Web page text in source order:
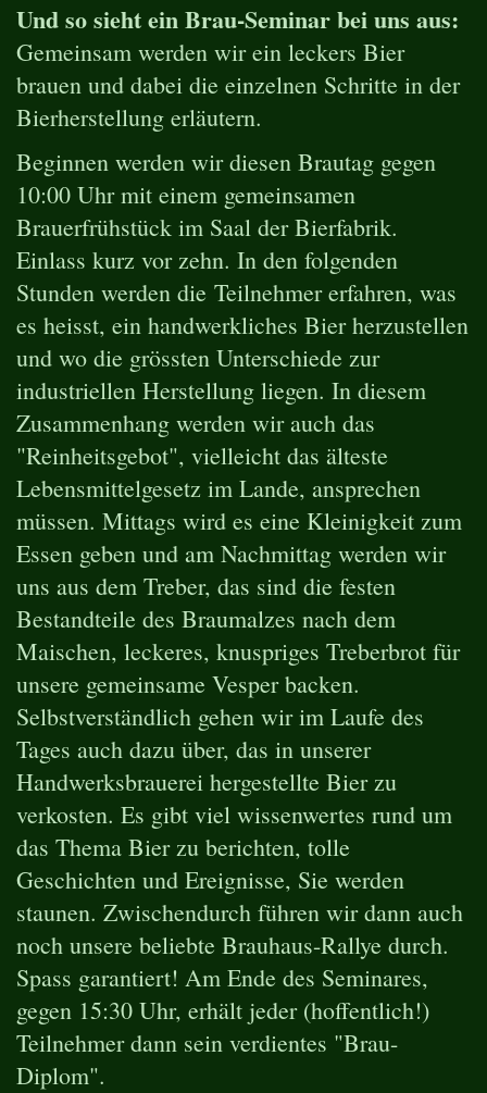
Und so sieht ein Brau-Seminar bei uns aus:
Gemeinsam werden wir ein leckers Bier
brauen und dabei die einzelnen Schritte in der
Bierherstellung erläutern.
Beginnen werden wir diesen Brautag gegen
10:00 Uhr mit einem gemeinsamen
Brauerfrühstück im Saal der Bierfabrik.
Einlass kurz vor zehn. In den folgenden
Stunden werden die Teilnehmer erfahren, was
es heisst, ein handwerkliches Bier herzustellen
und wo die grössten Unterschiede zur
industriellen Herstellung liegen. In diesem
Zusammenhang werden wir auch das
"Reinheitsgebot", vielleicht das älteste
Lebensmittelgesetz im Lande, ansprechen
müssen. Mittags wird es eine Kleinigkeit zum
Essen geben und am Nachmittag werden wir
uns aus dem Treber, das sind die festen
Bestandteile des Braumalzes nach dem
Maischen, leckeres, knuspriges Treberbrot für
unsere gemeinsame Vesper backen.
Selbstverständlich gehen wir im Laufe des
Tages auch dazu über, das in unserer
Handwerksbrauerei hergestellte Bier zu
verkosten. Es gibt viel wissenwertes rund um
das Thema Bier zu berichten, tolle
Geschichten und Ereignisse, Sie werden
staunen. Zwischendurch führen wir dann auch
noch unsere beliebte Brauhaus-Rallye durch.
Spass garantiert! Am Ende des Seminares,
gegen 15:30 Uhr, erhält jeder (hoffentlich!)
Teilnehmer dann sein verdientes "Brau-
Diplom".